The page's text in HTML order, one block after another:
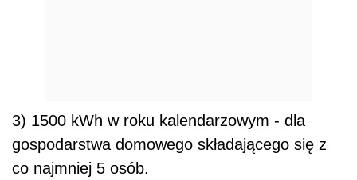
3) 1500 kWh w roku kalendarzowym - dla
gospodarstwa domowego składającego się z
co najmniej 5 osób.